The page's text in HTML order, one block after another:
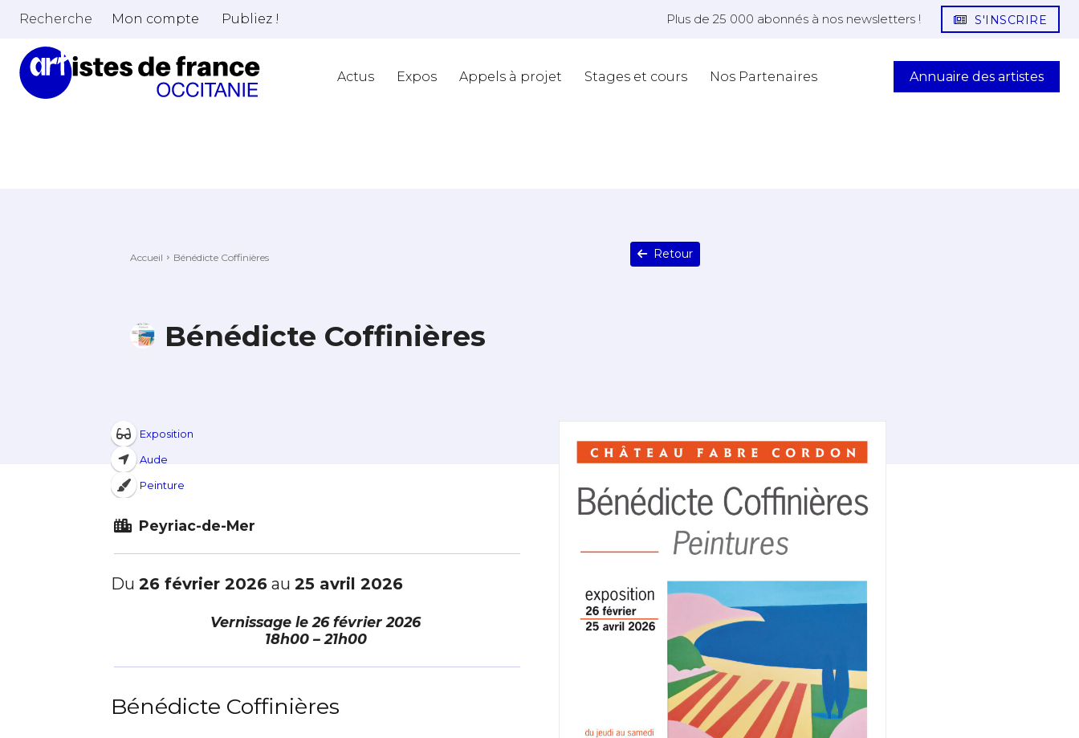
Recherche Mon compte Publiez ! Plus de 25 000 abonnés à nos newsletters ! S'INSCRIRE
Actus Expos Appels à projet Stages et cours Nos Partenaires Annuaire des artistes
Accueil Bénédicte Coffinières Retour
Bénédicte Coffinières
Exposition
Aude
Peinture
Peyriac-de-Mer
Du 26 février 2026 au 25 avril 2026
Vernissage le 26 février 2026
18h00 – 21h00
Bénédicte Coffinières